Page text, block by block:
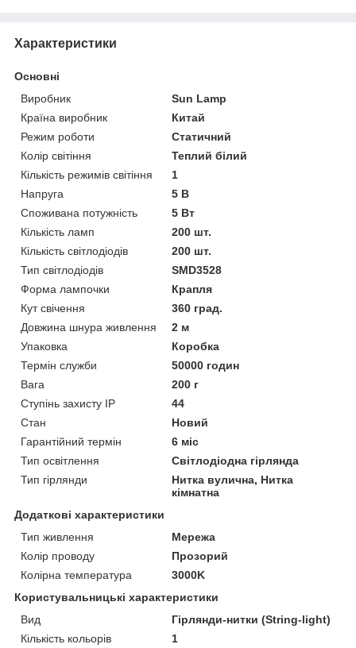
Характеристики
Основні
Виробник
Sun Lamp
Країна виробник
Китай
Режим роботи
Статичний
Колір світіння
Теплий білий
Кількість режимів світіння
1
Напруга
5 В
Споживана потужність
5 Вт
Кількість ламп
200 шт.
Кількість світлодіодів
200 шт.
Тип світлодіодів
SMD3528
Форма лампочки
Крапля
Кут свічення
360 град.
Довжина шнура живлення
2 м
Упаковка
Коробка
Термін служби
50000 годин
Вага
200 г
Ступінь захисту IP
44
Стан
Новий
Гарантійний термін
6 міс
Тип освітлення
Світлодіодна гірлянда
Тип гірлянди
Нитка вулична, Нитка
кімнатна
Додаткові характеристики
Тип живлення
Мережа
Колір проводу
Прозорий
Колірна температура
3000K
Користувальницькі характеристики
Вид
Гірлянди-нитки (String-light)
Кількість кольорів
1